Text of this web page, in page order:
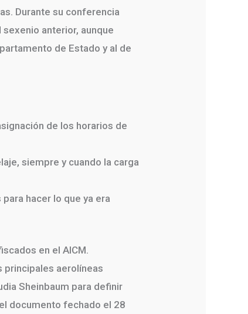
Durante su conferencia
anterior, aunque
de Estado y al de
de los horarios de
siempre y cuando la carga
hacer lo que ya era
en el AICM.
principales aerolíneas
Sheinbaum para definir
documento fechado el 28